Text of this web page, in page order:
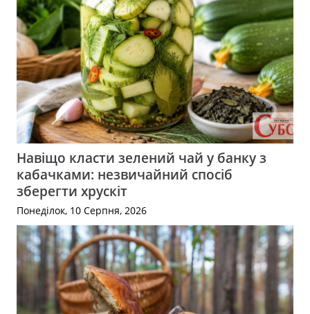
Навіщо класти зелений чай у банку з
кабачками: незвичайний спосіб
зберегти хрускіт
Понеділок, 10 Серпня, 2026